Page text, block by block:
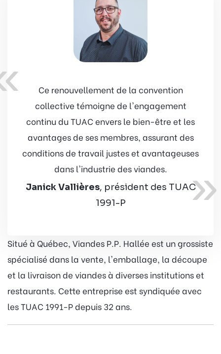
»
Ce renouvellement de la convention
collective témoigne de l'engagement
continu du TUAC envers le bien-être et les
avantages de ses membres, assurant des
conditions de travail justes et avantageuses
dans l'industrie des viandes.
Janick Vallières, président des TUAC
1991-P
Situé à Québec, Viandes P.P. Hallée est un grossiste
spécialisé dans la vente, l'emballage, la découpe
et la livraison de viandes à diverses institutions et
restaurants. Cette entreprise est syndiquée avec
les TUAC 1991-P depuis 32 ans.